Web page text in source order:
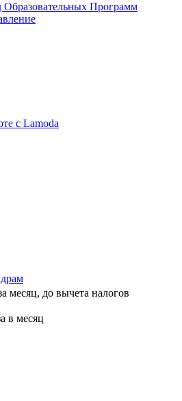
Программ
с Lamoda
месяц, до вычета налогов
в месяц